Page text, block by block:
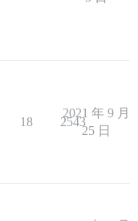
18 2543
2021 年 9 月
25 日